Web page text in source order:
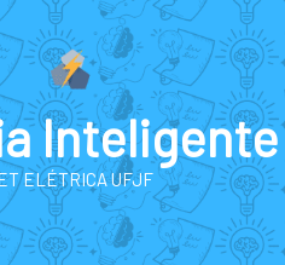
Inteligente
ELÉTRICA UFJF